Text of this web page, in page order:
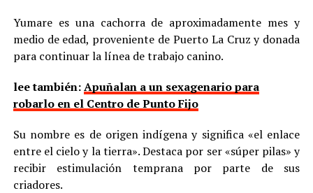
Yumare es una cachorra de aproximadamente mes y
medio de edad, proveniente de Puerto La Cruz y donada
para continuar la línea de trabajo canino.
lee también:Apuñalan a un sexagenario para
robarlo en el Centro de Punto Fijo
Su nombre es de origen indígena y significa «el enlace
entre el cielo y la tierra». Destaca por ser «súper pilas» y
recibir estimulación temprana por parte de sus
criadores.